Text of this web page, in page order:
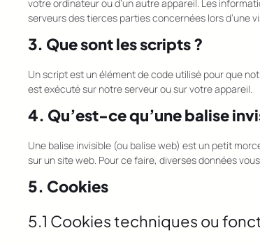
votre ordinateur ou d’un autre appareil. Les
serveurs des tierces parties concernées lors d’une
3. Que sont les scripts ?
Un script est un élément de code utilisé pour que
est exécuté sur notre serveur ou sur votre appareil.
4. Qu’est-ce qu’une balise
Une balise invisible (ou balise web) est un petit
sur un site web. Pour ce faire, diverses données
5. Cookies
5.1 Cookies techniques ou